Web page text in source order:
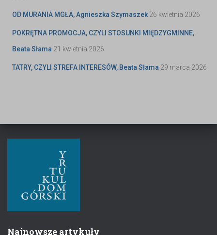
OD MURANIA MGŁA, Agnieszka Szymaszek 26 kwietnia 2026
POKRĘTNA PROMOCJA, CZYLI STOSUNKI MIĘDZYGMINNE,
Beata Słama 21 kwietnia 2026
TATRY, CZYLI STREFA INTERESÓW, Beata Słama 29 marca 2026
Najnowsze artykuły